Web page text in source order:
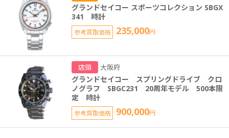
グランドセイコー スポーツコレクション SBGX
341 時計
参考買取価格 235,000円
店頭 大阪府
グランドセイコー スプリングドライブ クロ
ノグラフ SBGC231 20周年モデル 500本限
定 時計
参考買取価格 900,000円